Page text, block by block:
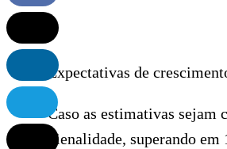
Expectativas de
Caso as estimativas sejam
bienalidade, superando